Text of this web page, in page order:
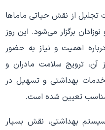
مه، به مناسبت تجلیل از نقش حیاتی ماماها
نوزادان برگزار می‌شود. این روز
اهمیت و نیاز به حضور
آن، ترویج سلامت مادران و
خدمات بهداشتی و تسهیل در
تعیین شده است.
بهداشتی، نقش بسیار